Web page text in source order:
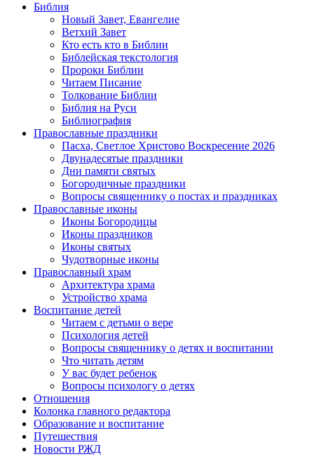
Библия
Новый Завет, Евангелие
Ветхий Завет
Кто есть кто в Библии
Библейская текстология
Пророки Библии
Читаем Писание
Толкование Библии
Библия на Руси
Библиография
Православные праздники
Пасха, Светлое Христово Воскресение 2026
Двунадесятые праздники
Дни памяти святых
Богородичные праздники
Вопросы священнику о постах и праздниках
Православные иконы
Иконы Богородицы
Иконы праздников
Иконы святых
Чудотворные иконы
Православный храм
Архитектура храма
Устройство храма
Воспитание детей
Читаем с детьми о вере
Психология детей
Вопросы священнику о детях и воспитании
Что читать детям
У вас будет ребенок
Вопросы психологу о детях
Отношения
Колонка главного редактора
Образование и воспитание
Путешествия
Новости РЖД